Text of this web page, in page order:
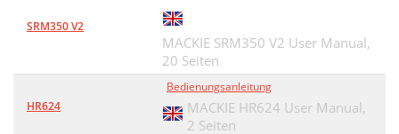
SRM350 V2
MACKIE SRM350 V2 User Manual,
20 Seiten
HR624
Bedienungsanleitung
MACKIE HR624 User Manual,
2 Seiten